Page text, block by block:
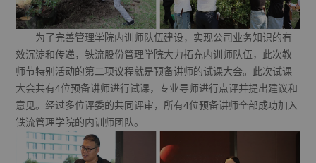
为了完善管理学院内训师队伍建设，实现公司业务知识的有
效沉淀和传递，铁流股份管理学院大力拓充内训师队伍，此次教
师节特别活动的第二项议程就是预备讲师的试课大会。此次试课
大会共有4位预备讲师进行试课，专业导师进行点评并提出建议和
意见。经过多位评委的共同评审，所有4位预备讲师全部成功加入
铁流管理学院的内训师团队。